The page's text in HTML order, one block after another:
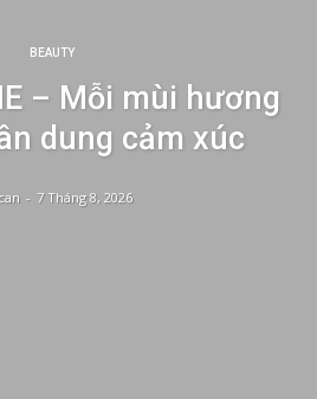
BEAUTY
– Mỗi mùi hương
dung cảm xúc
- 7 Tháng 8, 2026